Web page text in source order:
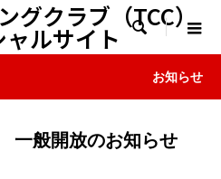
グクラブ（TCC）
ルサイト 
お知らせ
一般開放のお知らせ